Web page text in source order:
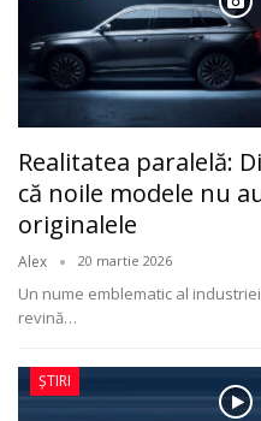
Realitatea paralelă:
că noile modele nu
originalele
Alex 20 martie 2026
Un nume emblematic al
revină…
ȘTIRI